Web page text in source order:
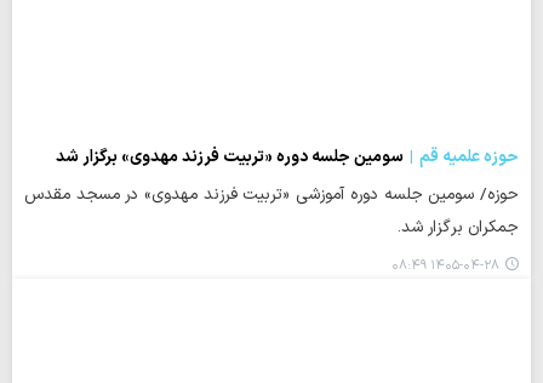
حوزه علمیه قم
سومین جلسه دوره «تربیت فرزند مهدوی» برگزار شد
حوزه/ سومین جلسه دوره آموزشی «تربیت فرزند مهدوی» در مسجد مقدس
جمکران برگزار شد.
۱۴۰۵-۰۴-۲۸ ۰۸:۴۹